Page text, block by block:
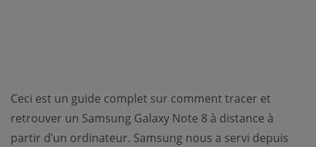
Ceci est un guide complet sur comment tracer et
retrouver un Samsung Galaxy Note 8 à distance à
partir d’un ordinateur. Samsung nous a servi depuis